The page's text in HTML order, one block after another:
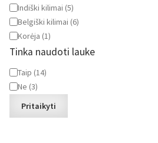
Indiški kilimai (5)
Belgiški kilimai (6)
Korėja (1)
Tinka naudoti lauke
Tinka
naudoti
Taip (14)
Ne (3)
Pritaikyti